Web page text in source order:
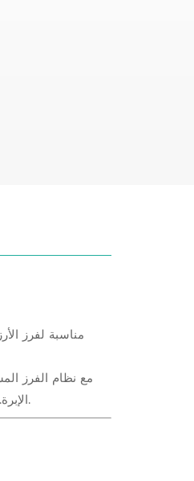
مناسبة لفرز
مع نظام الفرز
الإبرة. مضاعفة إنتاج القطع والخلط. إنتاجية عالية، موفرة للطاقة، عملية بسيطة، استخدام مريح، وعمر خدمة طويل.